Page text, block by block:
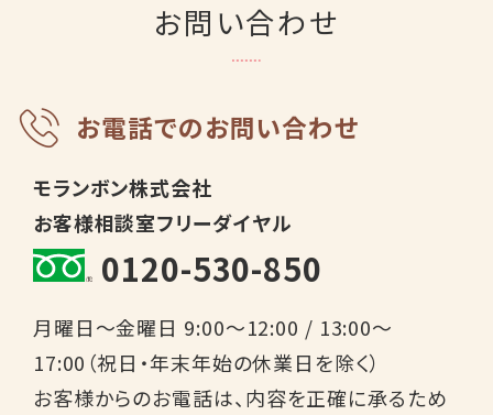
お問い合わせ
お電話でのお問い合わせ
モランボン株式会社
お客様相談室フリーダイヤル
0120-530-850
月曜日～金曜日 9:00～12:00 / 13:00～
17:00（祝日・年末年始の休業日を除く）
お客様からのお電話は、内容を正確に承るため